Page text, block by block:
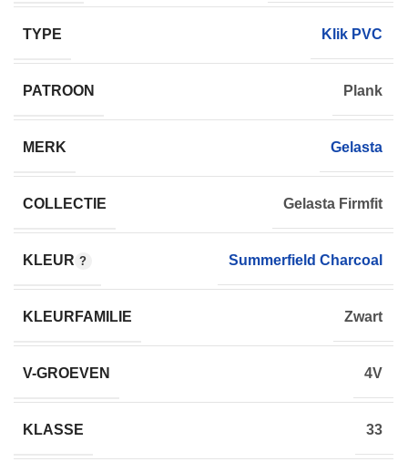
TYPE Klik PVC
PATROON Plank
MERK Gelasta
COLLECTIE Gelasta Firmfit
KLEUR Summerfield Charcoal
KLEURFAMILIE Zwart
V-GROEVEN 4V
KLASSE 33